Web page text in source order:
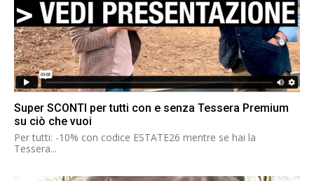
Super SCONTI per tutti con e senza Tessera Premium
su ciò che vuoi
Per tutti: -10% con codice ESTATE26 mentre se hai la
Tessera...